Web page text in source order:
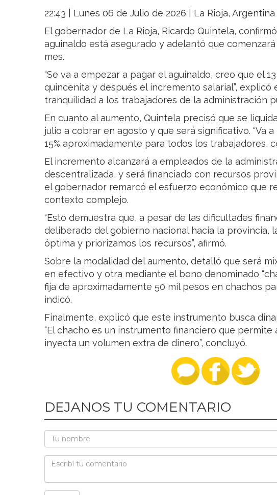
22:43 | Lunes 06 de Julio de 2026 | La Rioja,
El gobernador de La Rioja, Ricardo Quintela,
aguinaldo está asegurado y adelantó que
mes.
“Se va a empezar a pagar el aguinaldo, creo que el
quincenita y después el incremento salarial”, explicó
tranquilidad a los trabajadores de la administración
En cuanto al aumento, Quintela precisó que se
julio a cobrar en agosto y que será significativo. “Va
15% aproximadamente para todos los trabajadores,
El incremento alcanzará a empleados de la
descentralizada, y será financiado con recursos
el gobernador remarcó el esfuerzo económico que
contexto complejo.
“Esto demuestra que, a pesar de las dificultades
deliberado del gobierno nacional hacia la provincia,
óptima y priorizamos los recursos”, afirmó.
Sobre la modalidad del aumento, detalló que será
en efectivo y otra mediante el bono denominado
fija de aproximadamente 50 mil pesos en chachos
indicó.
Finalmente, explicó que este instrumento busca
“El chacho es un instrumento financiero que permite
inyecta un volumen extra de dinero”, concluyó.
DEJANOS TU COMENTARIO